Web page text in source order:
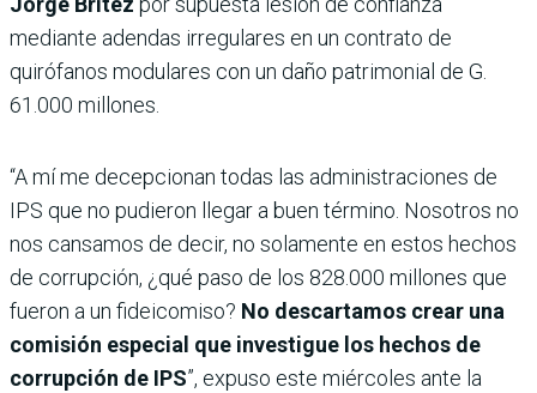
mediante adendas irregulares en un contrato de
quirófanos modulares con un daño patrimonial de G.
61.000 millones.
“A mí me decepcionan todas las administraciones de
IPS que no pudieron llegar a buen término. Nosotros no
nos cansamos de decir, no solamente en estos hechos
de corrupción, ¿qué paso de los 828.000 millones que
fueron a un fideicomiso? No descartamos crear una
comisión especial que investigue los hechos de
corrupción de IPS”, expuso este miércoles ante la